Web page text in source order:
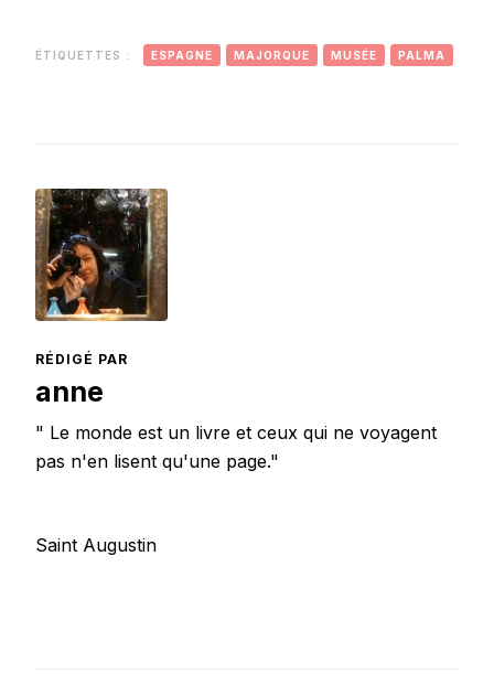
ÉTIQUETTES : ESPAGNE MAJORQUE MUSÉE PALMA
RÉDIGÉ PAR
anne
" Le monde est un livre et ceux qui ne voyagent
pas n'en lisent qu'une page."
Saint Augustin